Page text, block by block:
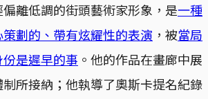
離低調的街頭藝術家形象，是一種
劃的、帶有炫耀性的表演 ，被當局
是遲早的事 。他的作品在畫廊中展
所接納；他執導了奧斯卡提名紀錄